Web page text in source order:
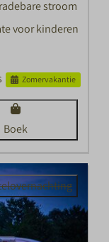
stroom
voor kinderen
Zomervakantie
Boek